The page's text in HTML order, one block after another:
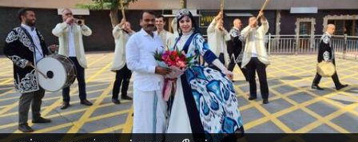
எல்.முருகனுக்கு சிவப்பு
கம்பள வரவேற்பு
எழுதியவர் Nivetha P Sep 30, 2023 11:28 am
செய்தி முன்னோட்டம்